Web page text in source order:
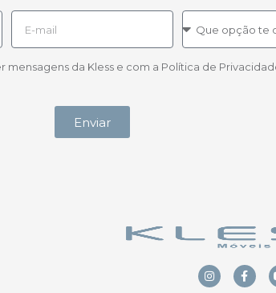
da Kless e com a Política de
Enviar